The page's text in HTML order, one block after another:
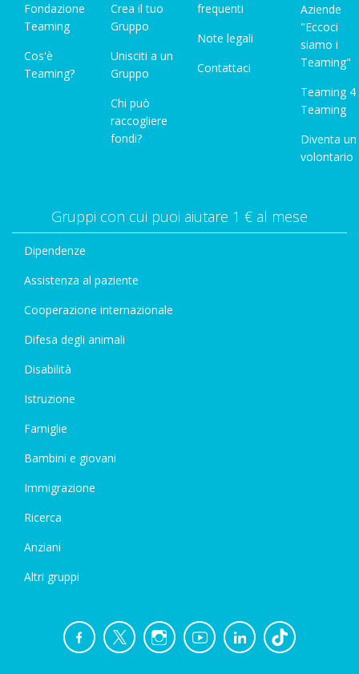
Fondazione
Teaming
Cos'è
Teaming?
Crea il tuo
Gruppo
Unisciti a un
Gruppo
Chi può
raccogliere
fondi?
frequenti
Note legali
Contattaci
Aziende
"Eccoci
siamo i
Teaming"
Teaming 4
Teaming
Diventa un
volontario
Gruppi con cui puoi aiutare 1 € al mese
Dipendenze
Assistenza al paziente
Cooperazione internazionale
Difesa degli animali
Disabilità
Istruzione
Famiglie
Bambini e giovani
Immigrazione
Ricerca
Anziani
Altri gruppi